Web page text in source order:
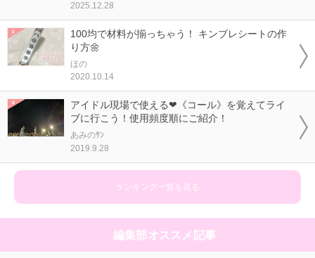
2025.12.28
100均で材料が揃っちゃう！ キンブレシートの作
り方🌼
ほの
2020.10.14
アイドル現場で使える❤《コール》を覚えてライ
ブに行こう！使用頻度順にご紹介！
あみのｻﾝ
2019.9.28
ランキング一覧を見る
編集部オススメ記事